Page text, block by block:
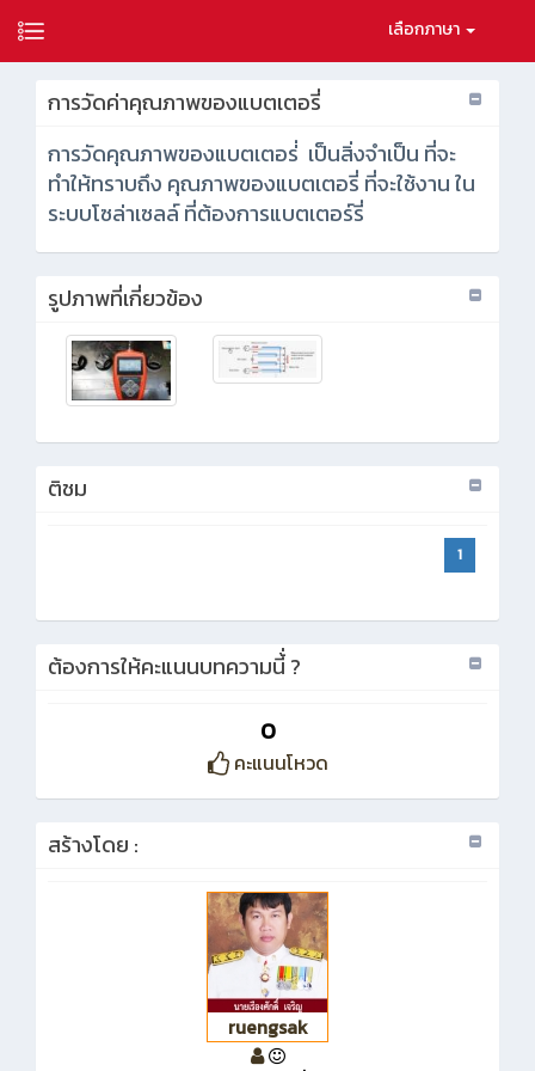
เลือกภาษา
การวัดค่าคุณภาพของแบตเตอรี่
การวัดคุณภาพของแบตเตอร่่ เป็นสิ่งจำเป็น ที่จะ
ทำให้ทราบถึง คุณภาพของแบตเตอรี่ ที่จะใช้งาน ใน
ระบบโซล่าเซลล์ ที่ต้องการแบตเตอร์รี่
รูปภาพที่เกี่ยวข้อง
ติชม
1
ต้องการให้คะแนนบทความนี้่ ?
0
คะแนนโหวด
สร้างโดย :
ruengsak